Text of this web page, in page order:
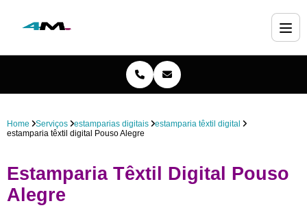
Home Serviços estamparias digitais
estamparia têxtil digital
estamparia têxtil digital Pouso Alegre
Estamparia Têxtil Digital Pouso
Alegre